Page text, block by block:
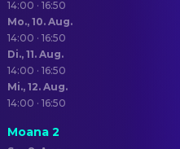
14:00 · 16:50
Mo., 10. Aug.
14:00 · 16:50
Di., 11. Aug.
14:00 · 16:50
Mi., 12. Aug.
14:00 · 16:50
Moana 2